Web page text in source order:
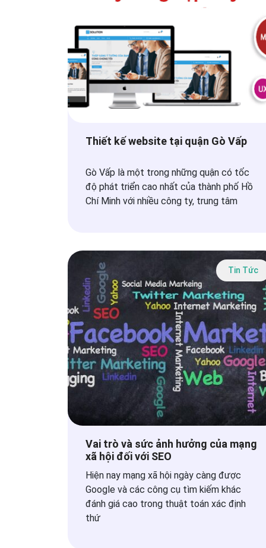
Thiết kế website tại quận Gò Vấp
Gò Vấp là một trong những quận có tốc
độ phát triển cao nhất của thành phố Hồ
Chí Minh với nhiều công ty, trung tâm
Tin Tức
Vai trò và sức ảnh hưởng của mạng
xã hội đối với SEO
Hiện nay mạng xã hội ngày càng được
Google và các công cụ tìm kiếm khác
đánh giá cao trong thuật toán xác định
thứ